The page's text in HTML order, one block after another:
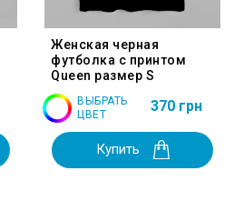
Женская черная
футболка с принтом
Queen размер S
ВЫБРАТЬ
ЦВЕТ
370 грн
Купить